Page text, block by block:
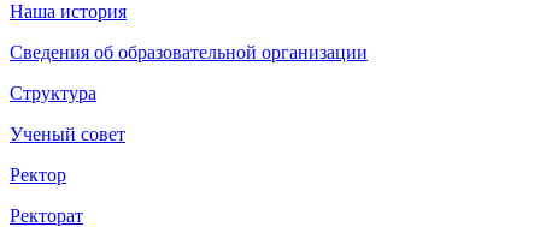
Наша история
Сведения об образовательной организации
Структура
Ученый совет
Ректор
Ректорат